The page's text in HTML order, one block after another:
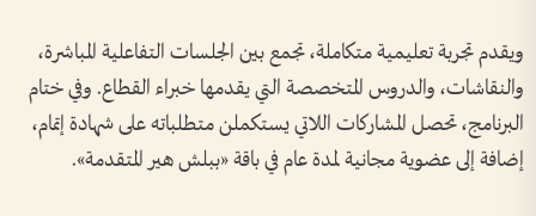
ويقدم تجربة تعليمية متكاملة، تجمع بين الجلسات التفاعلية المباشرة،
والنقاشات، والدروس المتخصصة التي يقدمها خبراء القطاع. وفي ختام
البرنامج، تحصل المشاركات اللاتي يستكملن متطلباته على شهادة إتمام،
إضافة إلى عضوية مجانية لمدة عام في باقة «ببلش هير المتقدمة».